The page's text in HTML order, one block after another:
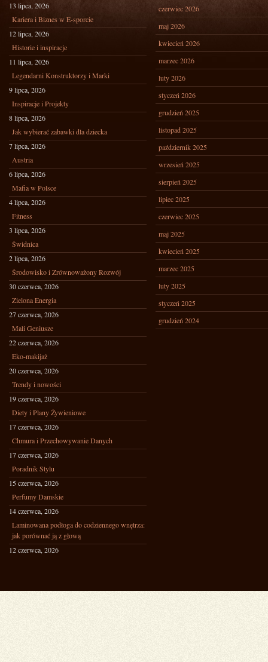
13 lipca, 2026
Kariera i Biznes w E-sporcie
12 lipca, 2026
Historie i inspiracje
11 lipca, 2026
Legendarni Konstruktorzy i Marki
9 lipca, 2026
Inspiracje i Projekty
8 lipca, 2026
Jak wybierać zabawki dla dziecka
7 lipca, 2026
Austria
6 lipca, 2026
Mafia w Polsce
4 lipca, 2026
Fitness
3 lipca, 2026
Świdnica
2 lipca, 2026
Środowisko i Zrównoważony Rozwój
30 czerwca, 2026
Zielona Energia
27 czerwca, 2026
Mali Geniusze
22 czerwca, 2026
Eko-makijaż
20 czerwca, 2026
Trendy i nowości
19 czerwca, 2026
Diety i Plany Żywieniowe
17 czerwca, 2026
Chmura i Przechowywanie Danych
17 czerwca, 2026
Poradnik Stylu
15 czerwca, 2026
Perfumy Damskie
14 czerwca, 2026
Laminowana podłoga do codziennego wnętrza:
jak porównać ją z głową
12 czerwca, 2026
czerwiec 2026
maj 2026
kwiecień 2026
marzec 2026
luty 2026
styczeń 2026
grudzień 2025
listopad 2025
październik 2025
wrzesień 2025
sierpień 2025
lipiec 2025
czerwiec 2025
maj 2025
kwiecień 2025
marzec 2025
luty 2025
styczeń 2025
grudzień 2024